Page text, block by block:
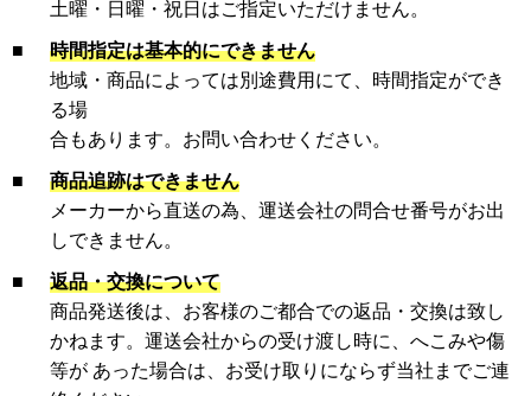
土曜・日曜・祝日はご指定いただけません。
■
時間指定は基本的にできません
地域・商品によっては別途費用にて、時間指定ができ
る場
合もあります。お問い合わせください。
■
商品追跡はできません
メーカーから直送の為、運送会社の問合せ番号がお出
しできません。
■
返品・交換について
商品発送後は、お客様のご都合での返品・交換は致し
かねます。運送会社からの受け渡し時に、へこみや傷
等が あった場合は、お受け取りにならず当社までご連